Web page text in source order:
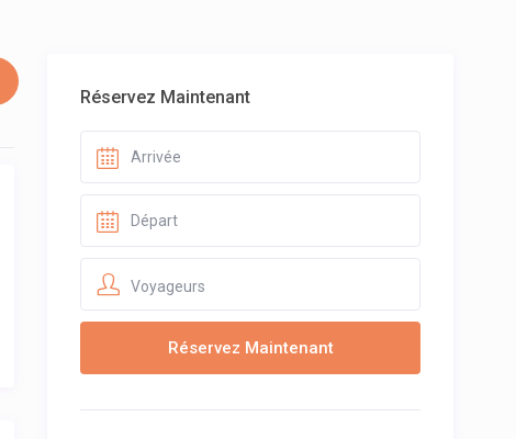
Réservez Maintenant
Voyageurs